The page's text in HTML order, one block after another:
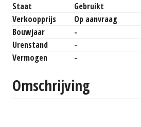
Staat
Gebruikt
Verkoopprijs
Op aanvraag
Bouwjaar
-
Urenstand
-
Vermogen
-
Omschrijving